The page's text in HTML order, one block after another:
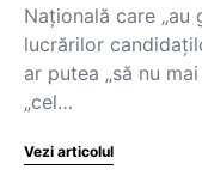
Națională care
lucrărilor
ar putea „să nu
„cel…
Vezi articolul